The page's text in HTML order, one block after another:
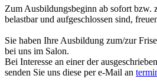
Zum Ausbildungsbeginn ab sofort bzw.
belastbar und aufgeschlossen sind,
Sie haben Ihre Ausbildung zum/zur
bei uns im Salon.
Bei Interesse an einer der
senden Sie uns diese per e-Mail an